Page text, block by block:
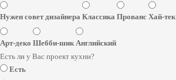
Нужен совет дизайнера Классика Прованс Хай-тек
Арт-деко Шебби-шик Английский
Есть ли у Вас проект кухни?
Есть